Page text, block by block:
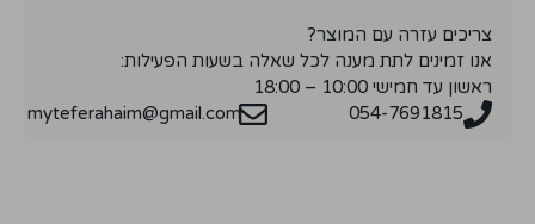
צריכים עזרה עם המוצר?
אנו זמינים לתת מענה לכל שאלה בשעות הפעילות:
ראשון עד חמישי 10:00 – 18:00
054-7691815
myteferahaim@gmail.com